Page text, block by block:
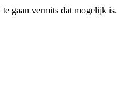
gaan vermits dat mogelijk is.